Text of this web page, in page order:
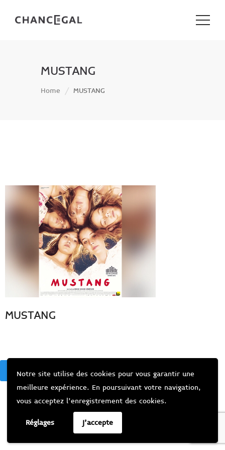
Notre site utilise des cookies pour vous garantir une
meilleure expérience. En poursuivant votre navigation,
vous acceptez l’enregistrement des cookies.
Réglages J'accepte
MUSTANG
Home MUSTANG
MUSTANG
BACK